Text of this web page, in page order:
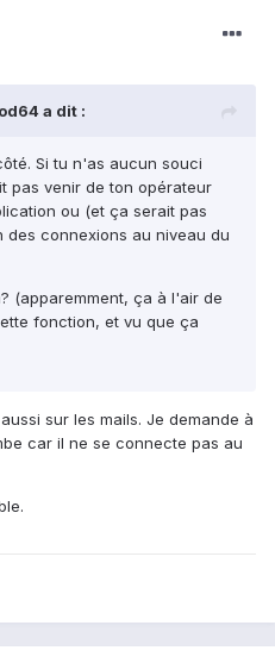
a dit :
Si tu n'as aucun souci
pas venir de ton opérateur
ou (et ça serait pas
des connexions au niveau du
(apparemment, ça à l'air de
fonction, et vu que ça
sur les mails. Je demande à
car il ne se connecte pas au